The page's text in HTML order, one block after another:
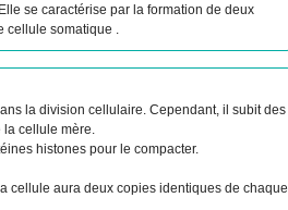
se caractérise par la formation de deux
somatique .
la division cellulaire. Cependant, il subit des
la cellule mère.
histones pour le compacter.
cellule aura deux copies identiques de chaque